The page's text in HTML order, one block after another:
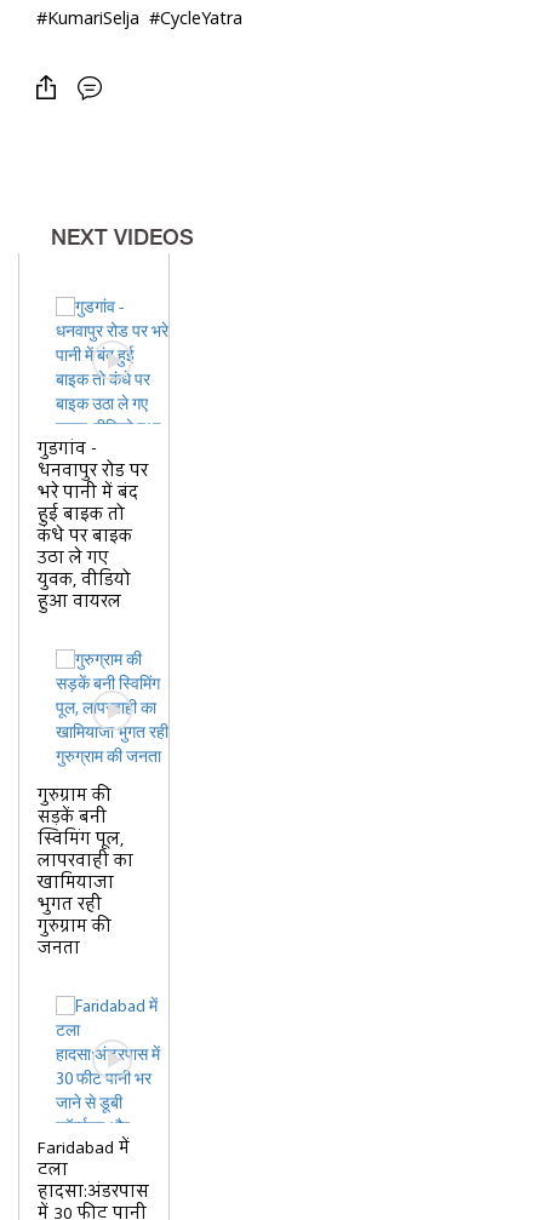
#KumariSelja #CycleYatra
#BJPGovernment #Haryana
NEXT VIDEOS
गुडगांव -
धनवापुर रोड पर
भरे पानी में बंद
हुई बाइक तो
कंधे पर बाइक
उठा ले गए
युवक, वीडियो
हुआ वायरल
गुरुग्राम की
सड़कें बनी
स्विमिंग पूल,
लापरवाही का
खामियाजा
भुगत रही
गुरुग्राम की
जनता
Faridabad में
टला
हादसा:अंडरपास
में 30 फीट पानी